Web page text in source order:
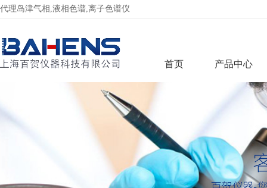
代理岛津气相,液相色谱,离子色谱仪
首页 产品中心